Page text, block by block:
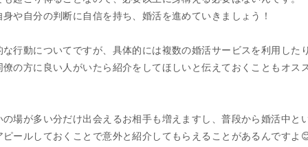
身や自分の判断に自信を持ち、婚活を進めていきましょう！
な行動についてですが、具体的には複数の婚活サービスを利用した
僚の方に良い人がいたら紹介をしてほしいと伝えておくこともオス
の場が多い分だけ出会えるお相手も増えますし、普段から婚活中と
ピールしておくことで意外と紹介してもらえることがあるんですよ